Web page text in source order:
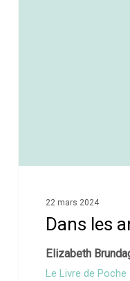
22 mars 2024
Dans les
Elizabeth
Le Livre de Poche